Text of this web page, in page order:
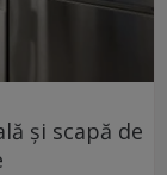
și scapă de